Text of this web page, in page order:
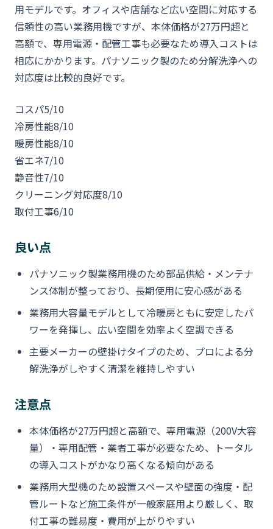
用モデルです。オフィスや店舗など広い空間に対応する
信頼性の高い業務用機ですが、本体価格が27万円超と
高額で、専用電源・配管工事も必要なため導入コストは
相応にかかります。パナソニック製のため分解洗浄への
対応度は比較的良好です。
コスパ5/10
冷房性能8/10
暖房性能8/10
省エネ7/10
静音性7/10
クリーニング対応度8/10
取付工事6/10
良い点
パナソニック製業務用機のため部品供給・メンテナ
ンス体制が整っており、長期使用に安心感がある
業務用大容量モデルとして冷暖房ともに安定したパ
ワーを発揮し、広い空間を効率よく空調できる
主要メーカーの壁掛けタイプのため、プロによる分
解洗浄がしやすく清潔を維持しやすい
注意点
本体価格が27万円超と高額で、専用電源（200V大容
量）・専用配管・業者工事が必要なため、トータル
の導入コストがかなり高くなる傾向がある
業務用大型機のため設置スペースや壁面の強度・配
管ルートなど施工条件が一般家庭用より厳しく、取
付工事の難易度・費用が上がりやすい